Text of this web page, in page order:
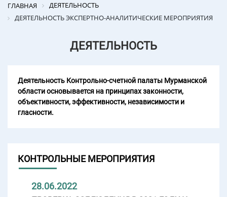
ГЛАВНАЯ
ДЕЯТЕЛЬНОСТЬ
ДЕЯТЕЛЬНОСТЬ ЭКСПЕРТНО-АНАЛИТИЧЕСКИЕ МЕРОПРИЯТИЯ
ДЕЯТЕЛЬНОСТЬ
Деятельность Контрольно-счетной палаты Мурманской
области основывается на принципах законности,
объективности, эффективности, независимости и
гласности.
КОНТРОЛЬНЫЕ МЕРОПРИЯТИЯ
28.06.2022